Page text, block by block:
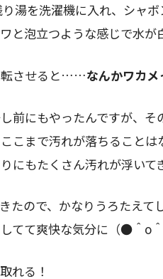
湯を洗濯機に入れ、シャ
と泡立つような感じで水が
転させると……なんかワカメ
前にもやったんですが、
こまで汚れが落ちること
にもたくさん汚れが浮いて
たので、かなりうろたえ
てて爽快な気分に（●＾o
れる！